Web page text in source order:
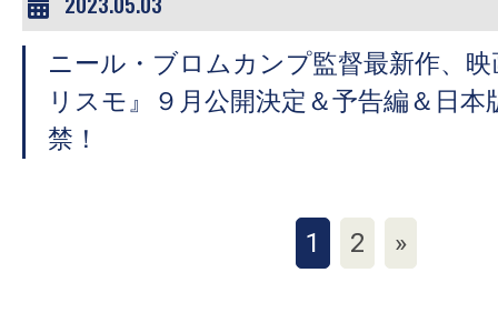
ニール・ブロムカンプ監督最新作、
リスモ』９月公開決定＆予告編＆日
禁！
1 2 »